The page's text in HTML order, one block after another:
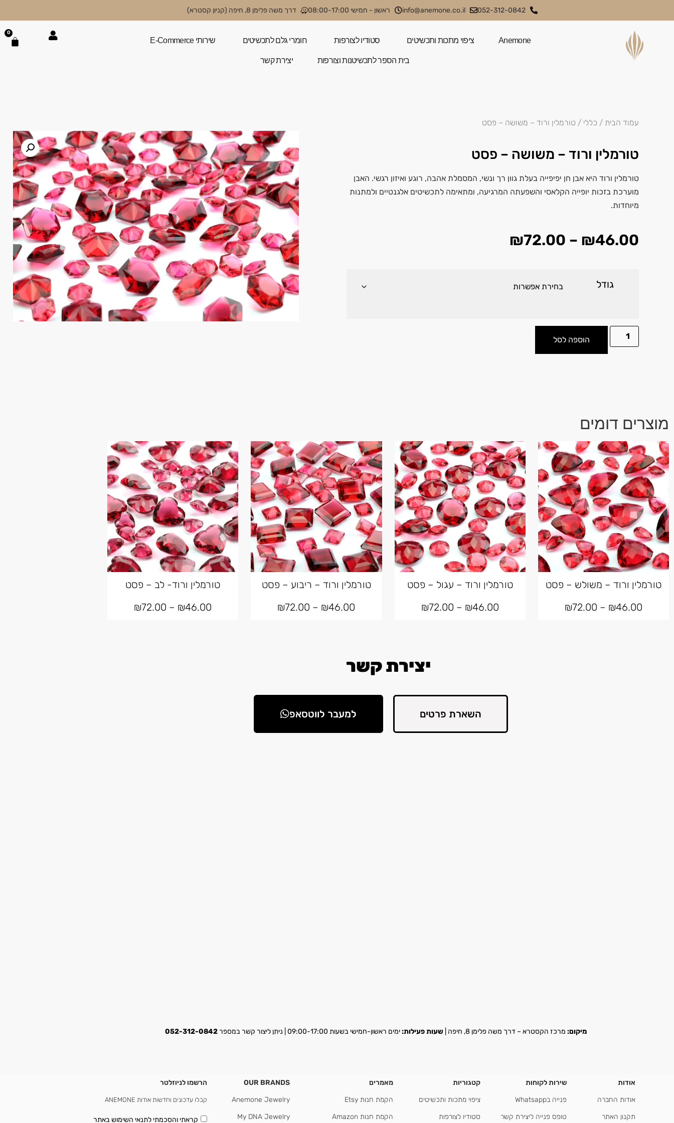
052-312-0842
info@anemone.co.il ראשון - חמישי 08:00-17:00 דרך משה פלימן 8, חיפה (קניון קסטרא)
Anemone ציפוי מתכות ותכשיטים סטודיו לצורפות חומרי גלם לתכשיטים שירותי E-Commerce
בית הספר לתכשיטנות וצורפות יצירת קשר
0
עמוד הבית / כללי / טורמלין ורוד – משושה – פסט
טורמלין ורוד – משושה – פסט
טורמלין ורוד היא אבן חן יפיפייה בעלת גוון רך ונשי, המסמלת אהבה, רוגע ואיזון רגשי. האבן
מוערכת בזכות יופייה הקלאסי והשפעתה המרגיעה, ומתאימה לתכשיטים אלגנטיים ולמתנות
מיוחדות.
₪46.00
–
₪72.00
גודל
הוספה לסל
מוצרים דומים
טורמלין ורוד – משולש – פסט
₪46.00
–
₪72.00
טורמלין ורוד – עגול – פסט
₪46.00
–
₪72.00
טורמלין ורוד – ריבוע – פסט
₪46.00
–
₪72.00
טורמלין ורוד- לב – פסט
₪46.00
–
₪72.00
יצירת קשר
השארת פרטים למעבר לווטסאפ
מיקום: מרכז הקסטרא – דרך משה פלימן 8, חיפה | שעות פעילות:ימים ראשון-חמישי בשעות 09:00-17:00 | ניתן ליצור קשר במספר 052-312-0842
אודות
אודות החברה
תקנון האתר
שירות לקוחות
פנייה בWhatsapp
טופס פנייה ליצירת קשר
קטגוריות
ציפוי מתכות ותכשיטים
סטודיו לצורפות
מאמרים
הקמת חנות Etsy
הקמת חנות Amazon
OUR BRANDS
Anemone Jewelry
My DNA Jewelry
הרשמו לניוזלטר
קבלו עדכונים וחדשות אודות ANEMONE
קראתי והסכמתילתנאי השימוש באתר